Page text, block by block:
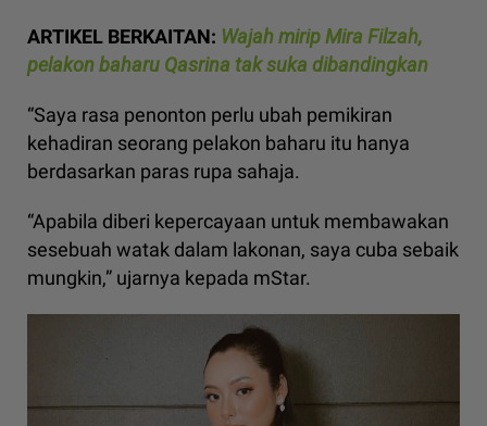
ARTIKEL BERKAITAN: Wajah mirip Mira Filzah,
pelakon baharu Qasrina tak suka dibandingkan
“Saya rasa penonton perlu ubah pemikiran
kehadiran seorang pelakon baharu itu hanya
berdasarkan paras rupa sahaja.
“Apabila diberi kepercayaan untuk membawakan
sesebuah watak dalam lakonan, saya cuba sebaik
mungkin,” ujarnya kepada mStar.